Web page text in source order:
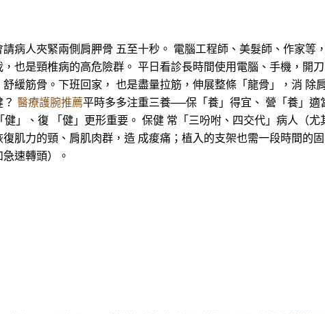
病人夾緊兩側肩胛骨 五至十秒。 電腦工程師、美髮師、作家等
也是頸椎病的高危險群。 平日看診長時間使用電腦、手機，開
緩筋骨。下班回家， 也是盡量拉筋，伸展整條「龍骨」，消 除
醫療護腕推薦平時多多注重三養──保「養」得宜、 營「養」適
」、復 「健」更形重要。 保健 常「三吩咐、四交代」病人（
肌力的頸、肩肌肉群，造 成痠痛；植入的支架也需一段時間的
速轉頭）。